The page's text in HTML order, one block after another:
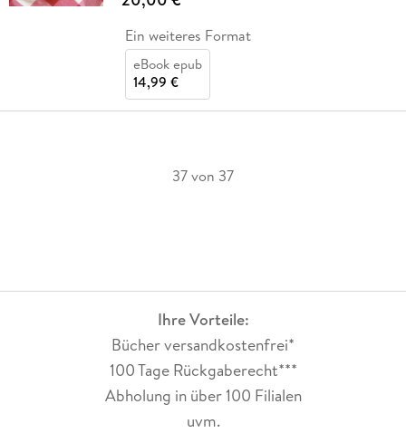
Ein weiteres Format
eBook epub
14,99 €
37 von 37
Ihre Vorteile:
Bücher versandkostenfrei*
100 Tage Rückgaberecht***
Abholung in über 100 Filialen
uvm.